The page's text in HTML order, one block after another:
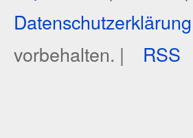
Datenschutzerklärung
vorbehalten. |
RSS